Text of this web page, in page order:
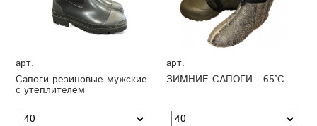
арт.
Сапоги резиновые мужские
с утеплителем
арт.
ЗИМНИЕ САПОГИ - 65°C